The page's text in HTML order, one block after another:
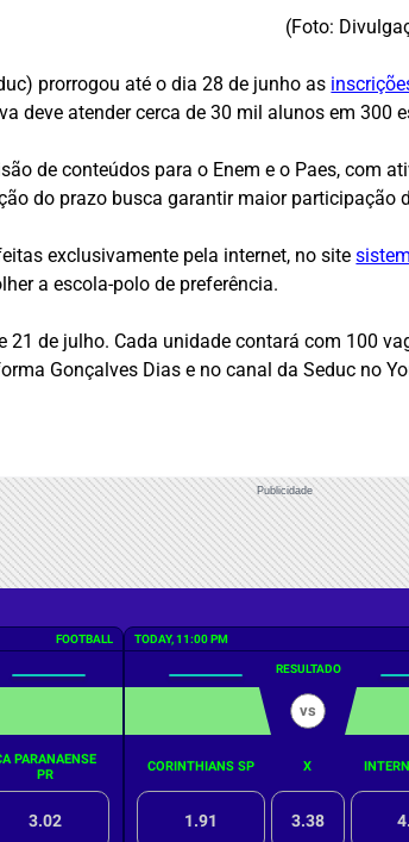
(Foto:
prorrogou até o dia 28 de junho as
deve atender cerca de 30 mil alunos em 300
de conteúdos para o Enem e o Paes, com
do prazo busca garantir maior participação
exclusivamente pela internet, no site
a escola-polo de preferência.
21 de julho. Cada unidade contará com 100
Gonçalves Dias e no canal da Seduc no
Publicidade